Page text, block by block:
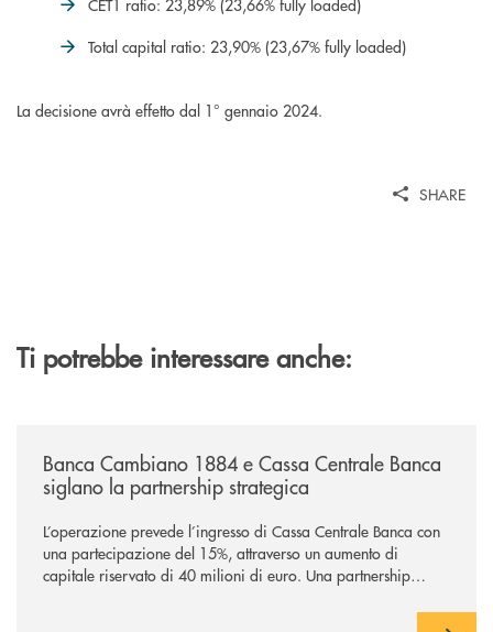
CET1 ratio: 23,89% (23,66% fully loaded)
Total capital ratio: 23,90% (23,67% fully loaded)
La decisione avrà effetto dal 1° gennaio 2024.
SHARE
Ti potrebbe interessare anche:
Banca Cambiano 1884 e Cassa Centrale Banca
siglano la partnership strategica
L’operazione prevede l’ingresso di Cassa Centrale Banca con
una partecipazione del 15%, attraverso un aumento di
capitale riservato di 40 milioni di euro. Una partnership
comuni e sulla prossimità ai territori, per ampliare l’offerta e